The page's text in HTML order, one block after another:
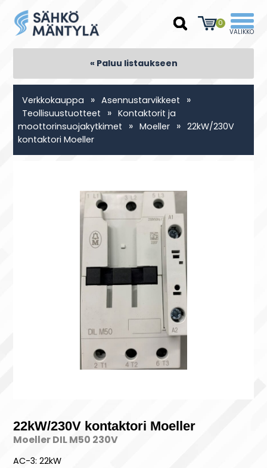
0
« Paluu listaukseen
Verkkokauppa » Asennustarvikkeet »
Teollisuustuotteet » Kontaktorit ja
moottorinsuojakytkimet
» Moeller » 22kW/230V
kontaktori Moeller
22kW/230V kontaktori Moeller
Moeller DIL M50 230V
AC-3: 22kW